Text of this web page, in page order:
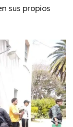
sus propios